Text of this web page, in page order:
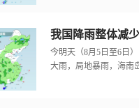
我国降雨整体减
今明天（8月5日至6日
大雨，局地暴雨，海南